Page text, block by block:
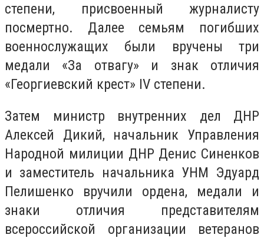
степени, присвоенный журналисту
посмертно. Далее семьям погибших
военнослужащих были вручены три
медали «За отвагу» и знак отличия
«Георгиевский крест» IV степени.
Затем министр внутренних дел ДНР
Алексей Дикий, начальник Управления
Народной милиции ДНР Денис Синенков
и заместитель начальника УНМ Эдуард
Пелишенко вручили ордена, медали и
знаки отличия представителям
всероссийской организации ветеранов